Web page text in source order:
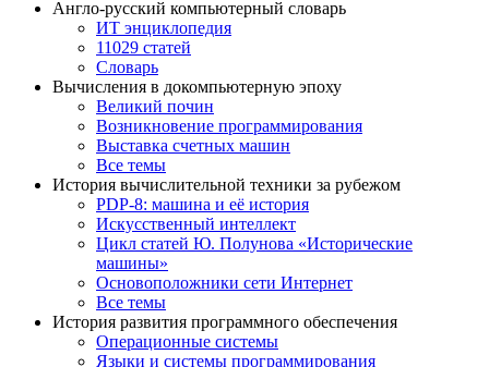
Англо-русский компьютерный словарь
ИТ энциклопедия
11029 статей
Словарь
Вычисления в докомпьютерную эпоху
Великий почин
Возникновение программирования
Выставка счетных машин
Все темы
История вычислительной техники за рубежом
PDP-8: машина и её история
Искусственный интеллект
Цикл статей Ю. Полунова «Исторические
машины»
Основоположники сети Интернет
Все темы
История развития программного обеспечения
Операционные системы
Языки и системы программирования